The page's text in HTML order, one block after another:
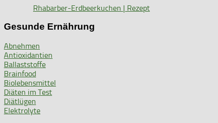
Rhabarber-Erdbeerkuchen | Rezept
Gesunde Ernährung
Abnehmen
Antioxidantien
Ballaststoffe
Brainfood
Biolebensmittel
Diäten im Test
Diätlügen
Elektrolyte